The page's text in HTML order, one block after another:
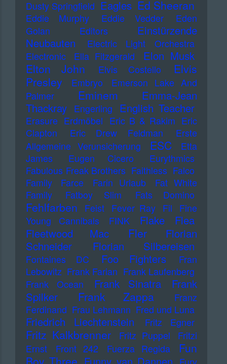
Dusty Springfield Eagles Ed Sheeran
Eddie Murphy Eddie Vedder
Eden
Golan
Editors
Einstürzende
Neubauten
Electric Light Orchestra
Electronic
Ella Fitzgerald Elon Musk
Elton John Elvis Costello
Elvis
Presley
Embryo
Emerson Lake And
Palmer
Eminem
Emma-Jean
Thackray
Engerling English Teacher
Erasure Erdmöbel Eric B & Rakim Eric
Clapton
Eric Drew Feldman
Erste
Allgemeine Verunsicherung
ESC
Etta
James
Eugen Cicero
Eurythmics
Fabulous Freak Brothers Faithless Falco
Family
Farce Farin Urlaub
Fat White
Family
Fatboy Slim Fats Domino
Fehlfarben Feist Fever Ray Fil
Fine
Young Cannibals
FINK Flake
Flea
Fleetwood Mac
Fler
Florian
Schneider
Florian Silbereisen
Fontaines DC Foo Fighters
Fran
Lebowitz Frank Farian Frank Laufenberg
Frank Ocean
Frank Sinatra
Frank
Spilker
Frank Zappa
Franz
Ferdinand Frau Lehmann Fred und Luna
Friedrich Liechtenstein Fritz Egner
Fritz Kalkbrenner Fritz Puppel
Fritzi
Ernst
Front 242 Fuerza Regida
Fun